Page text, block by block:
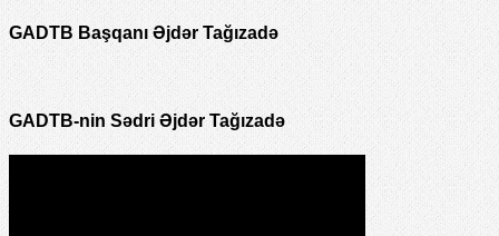
GADTB Başqanı Əjdər Tağızadə
GADTB-nin Sədri Əjdər Tağızadə